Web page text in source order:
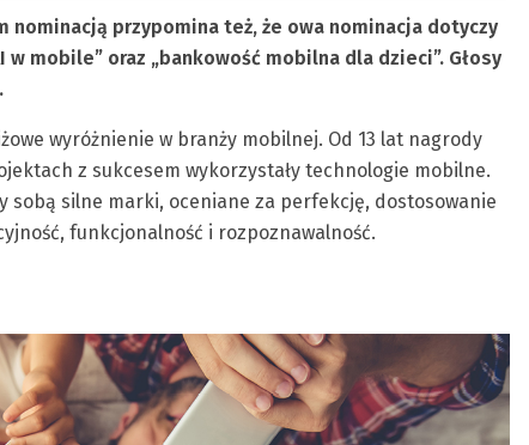
nominacją przypomina też, że owa nominacja dotyczy
mobile” oraz „bankowość mobilna dla dzieci”. Głosy
wyróżnienie w branży mobilnej. Od 13 lat nagrody
z sukcesem wykorzystały technologie mobilne.
sobą silne marki, oceniane za perfekcję, dostosowanie
funkcjonalność i rozpoznawalność.